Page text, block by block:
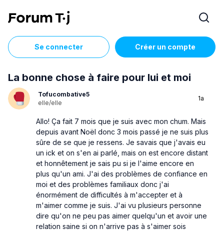
Se connecter Créer un compte
La bonne chose à faire pour lui et moi
Tofucombative5
elle/elle
1a
Allo! Ça fait 7 mois que je suis avec mon chum. Mais
depuis avant Noël donc 3 mois passé je ne suis plus
sûre de se que je ressens. Je savais que j'avais eu
un ick et on s'en ai parlé, mais on est encore distant
et honnêtement je sais pu si je l'aime encore en
plus qu'un ami. J'ai des problèmes de confiance en
moi et des problèmes familiaux donc j'ai
énormément de difficultés à m'accepter et à
m'aimer comme je suis. J'ai vu plusieurs personne
dire qu'on ne peu pas aimer quelqu'un et avoir une
relation saine si on n'arrive pas à s'aimer sois